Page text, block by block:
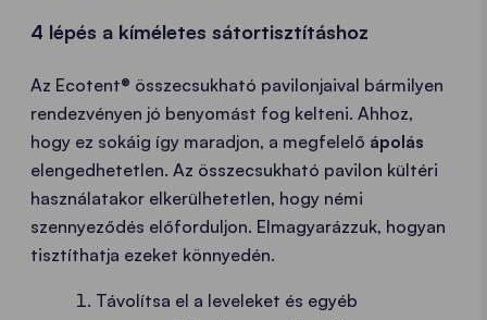
4 lépés a kíméletes sátortisztításhoz
Az Ecotent® összecsukható pavilonjaival bármilyen
rendezvényen jó benyomást fog kelteni. Ahhoz,
hogy ez sokáig így maradjon, a megfelelő ápolás
elengedhetetlen. Az összecsukható pavilon kültéri
használatakor elkerülhetetlen, hogy némi
szennyeződés előforduljon. Elmagyarázzuk, hogyan
tisztíthatja ezeket könnyedén.
Távolítsa el a leveleket és egyéb